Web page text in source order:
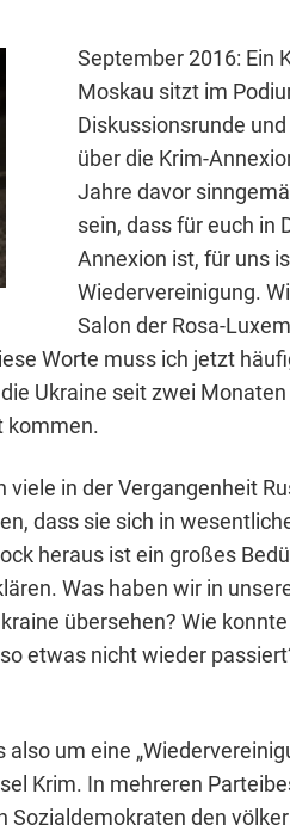
September 2016: Ein
Moskau sitzt im
Diskussionsrunde
über die Krim-
Jahre davor
sein, dass für euch in
Annexion ist, für uns
Wiedervereinigung.
Salon der Rosa-
Worte muss ich jetzt
Ukraine seit zwei
kommen.
in der Vergangenheit
dass sie sich in
heraus ist ein großes
Was haben wir in
übersehen? Wie
etwas nicht wieder
um eine
Krim. In mehreren
Sozialdemokraten den